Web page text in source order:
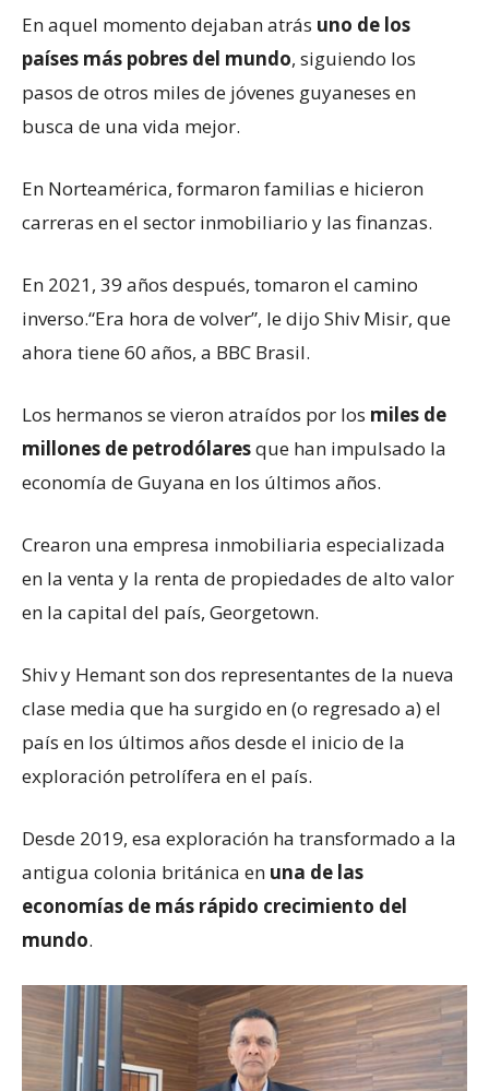
En aquel momento dejaban atrás uno de los
países más pobres del mundo, siguiendo los
pasos de otros miles de jóvenes guyaneses en
busca de una vida mejor.
En Norteamérica, formaron familias e hicieron
carreras en el sector inmobiliario y las finanzas.
En 2021, 39 años después, tomaron el camino
inverso.“Era hora de volver”, le dijo Shiv Misir, que
ahora tiene 60 años, a BBC Brasil.
Los hermanos se vieron atraídos por los miles de
millones de petrodólaresque han impulsado la
economía de Guyana en los últimos años.
Crearon una empresa inmobiliaria especializada
en la venta y la renta de propiedades de alto valor
en la capital del país, Georgetown.
Shiv y Hemant son dos representantes de la nueva
clase media que ha surgido en (o regresado a) el
país en los últimos años desde el inicio de la
exploración petrolífera en el país.
Desde 2019, esa exploración ha transformado a la
antigua colonia británica en una de las
economías de más rápido crecimiento del
mundo.